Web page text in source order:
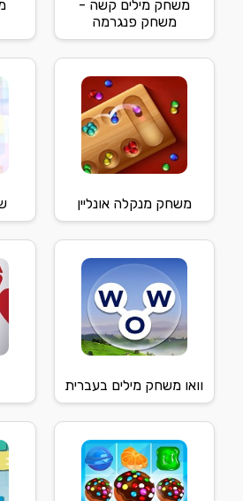
משחק מילים קשה -
משחק פנגרמה
משחק מנקלה אונליין
וואו משחק מילים בעברית